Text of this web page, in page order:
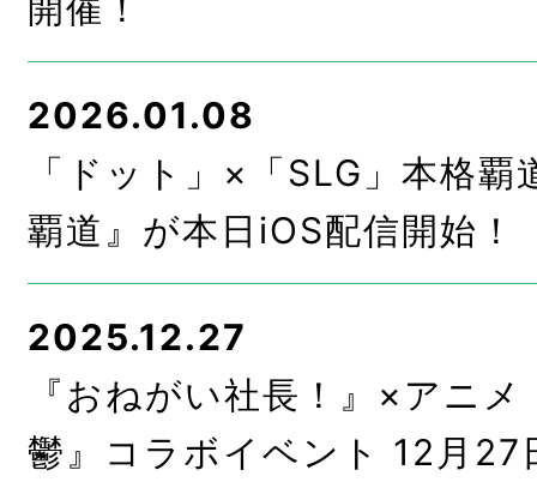
2026.01.08
「ドット」×「SLG」本格
覇道』が本日iOS配信開始！
2025.12.27
『おねがい社長！』×アニ
鬱』コラボイベント 12月27